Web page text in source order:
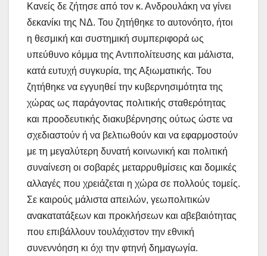
Κανείς δε ζήτησε από τον κ. Ανδρουλάκη να γίνει
δεκανίκι της ΝΔ. Του ζητήθηκε το αυτονόητο, ήτοι
η θεσμική και συστημική συμπεριφορά ως
υπεύθυνο κόμμα της Αντιπολίτευσης και μάλιστα,
κατά ευτυχή συγκυρία, της Αξιωματικής. Του
ζητήθηκε να εγγυηθεί την κυβερνησιμότητα της
χώρας ως παράγοντας πολιτικής σταθερότητας
και προοδευτικής διακυβέρνησης ούτως ώστε να
σχεδιαστούν ή να βελτιωθούν και να εφαρμοστούν
με τη μεγαλύτερη δυνατή κοινωνική και πολιτική
συναίνεση οι σοβαρές μεταρρυθμίσεις και δομικές
αλλαγές που χρειάζεται η χώρα σε πολλούς τομείς.
Σε καιρούς μάλιστα απειλών, γεωπολιτικών
ανακατατάξεων και προκλήσεων και αβεβαιότητας
που επιβάλλουν τουλάχιστον την εθνική
συνεννόηση κι όχι την φτηνή δημαγωγία.